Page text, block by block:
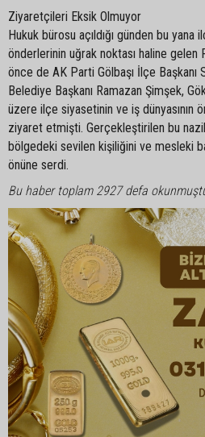
Ziyaretçileri Eksik Olmuyor
Hukuk bürosu açıldığı günden bu
önderlerinin uğrak noktası haline gelen
önce de AK Parti Gölbaşı İlçe Başkanı
Belediye Başkanı Ramazan Şimşek,
üzere ilçe siyasetinin ve iş dünyasının
ziyaret etmişti. Gerçekleştirilen bu
bölgedeki sevilen kişiliğini ve mesleki
önüne serdi.
Bu haber toplam 2927 defa